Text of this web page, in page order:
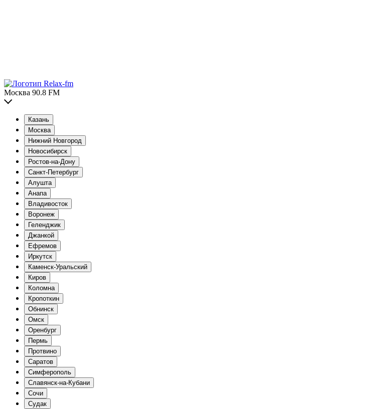
Москва 90.8 FM
Казань
Москва
Нижний Новгород
Новосибирск
Ростов-на-Дону
Санкт-Петербург
Алушта
Анапа
Владивосток
Воронеж
Геленджик
Джанкой
Ефремов
Иркутск
Каменск-Уральский
Киров
Коломна
Кропоткин
Обнинск
Омск
Оренбург
Пермь
Протвино
Саратов
Симферополь
Славянск-на-Кубани
Сочи
Судак